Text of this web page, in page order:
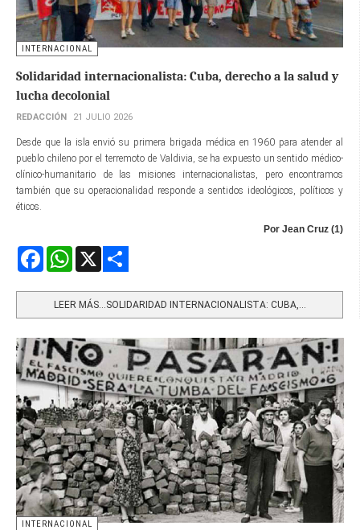
INTERNACIONAL
Solidaridad internacionalista: Cuba, derecho a la salud y
lucha decolonial
REDACCIÓN 21 JULIO 2026
Desde que la isla envió su primera brigada médica en 1960 para atender al
pueblo chileno por el terremoto de Valdivia, se ha expuesto un sentido médico-
clínico-humanitario de las misiones internacionalistas, pero encontramos
también que su operacionalidad responde a sentidos ideológicos, políticos y
éticos.
Por Jean Cruz (1)
FacebookWhatsApp
LEER MÁS…SOLIDARIDAD INTERNACIONALISTA: CUBA,...
INTERNACIONAL